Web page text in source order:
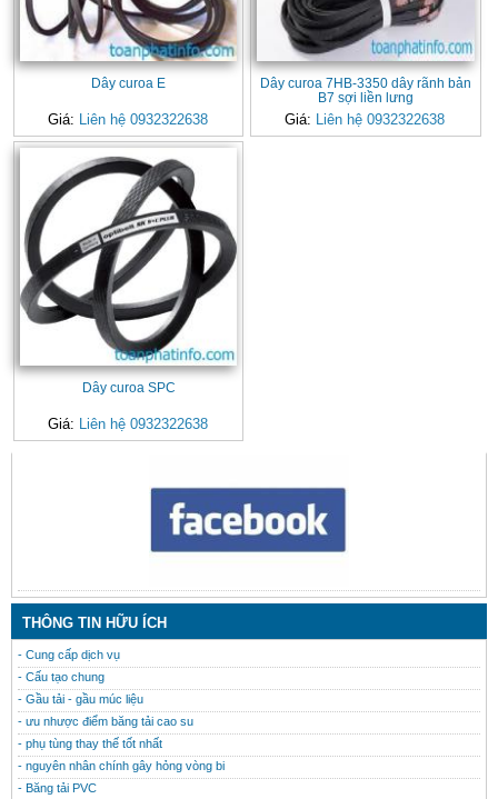
Dây curoa E
Giá: Liên hệ 0932322638
Dây curoa 7HB-3350 dây rãnh bản
B7 sợi liền lưng
Giá: Liên hệ 0932322638
Dây curoa SPC
Giá: Liên hệ 0932322638
THÔNG TIN HỮU ÍCH
- Cung cấp dịch vụ
- Cấu tạo chung
- Gầu tải - gầu múc liệu
- ưu nhược điểm băng tải cao su
- phụ tùng thay thế tốt nhất
- nguyên nhân chính gây hỏng vòng bi
- Băng tải PVC